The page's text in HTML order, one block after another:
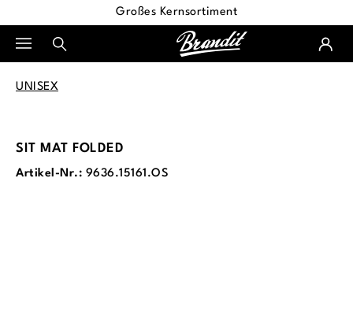
Großes Kernsortiment
UNISEX
SIT MAT FOLDED
Artikel-Nr.: 9636.15161.OS